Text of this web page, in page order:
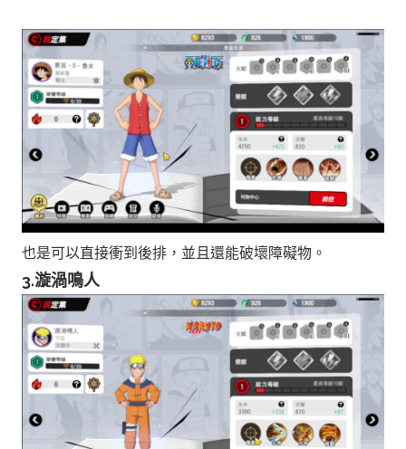
也是可以直接衝到後排，並且還能破壞障礙物。
3.漩渦鳴人